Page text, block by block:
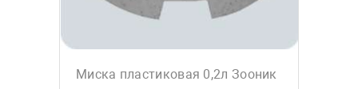
Миска пластиковая 0,2л Зооник